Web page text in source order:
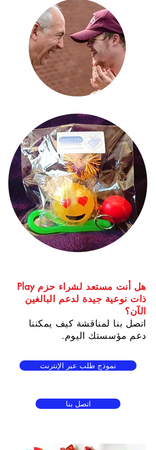
هل أنت مستعد لشراء حزم Play
ذات نوعية جيدة لدعم البالغين
الآن؟
اتصل بنا لمناقشة كيف يمكننا
دعم مؤسستك اليوم.
نموذج طلب عبر الإنترنت
اتصل بنا